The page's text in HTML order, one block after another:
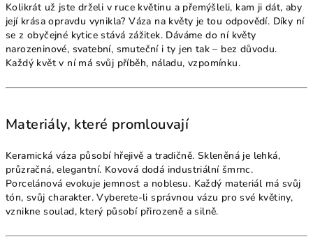
Kolikrát už jste drželi v ruce květinu a přemýšleli, kam ji dát, aby
její krása opravdu vynikla? Váza na květy je tou odpovědí. Díky ní
se z obyčejné kytice stává zážitek. Dáváme do ní květy
narozeninové, svatební, smuteční i ty jen tak – bez důvodu.
Každý květ v ní má svůj příběh, náladu, vzpomínku.
Materiály, které promlouvají
Keramická váza působí hřejivě a tradičně. Skleněná je lehká,
průzračná, elegantní. Kovová dodá industriální šmrnc.
Porcelánová evokuje jemnost a noblesu. Každý materiál má svůj
tón, svůj charakter. Vyberete-li správnou vázu pro své květiny,
vznikne soulad, který působí přirozeně a silně.